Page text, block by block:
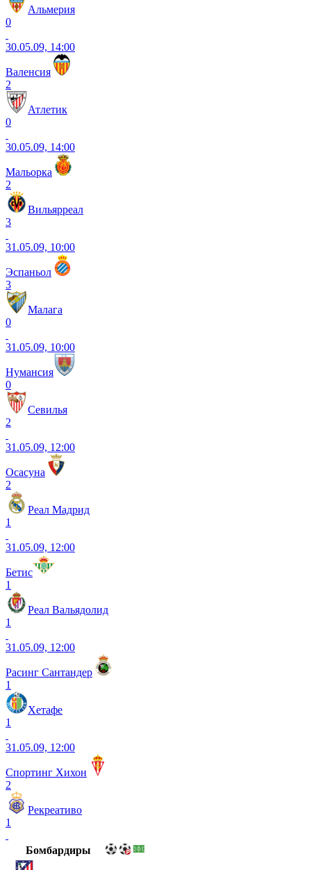
Альмерия
0
30.05.09, 14:00
Валенсия
2
Атлетик
0
30.05.09, 14:00
Мальорка
2
Вильярреал
3
31.05.09, 10:00
Эспаньол
3
Малага
0
31.05.09, 10:00
Нумансия
0
Севилья
2
31.05.09, 12:00
Осасуна
2
Реал Мадрид
1
31.05.09, 12:00
Бетис
1
Реал Вальядолид
1
31.05.09, 12:00
Расинг Сантандер
1
Хетафе
1
31.05.09, 12:00
Спортинг Хихон
2
Рекреативо
1
Бомбардиры